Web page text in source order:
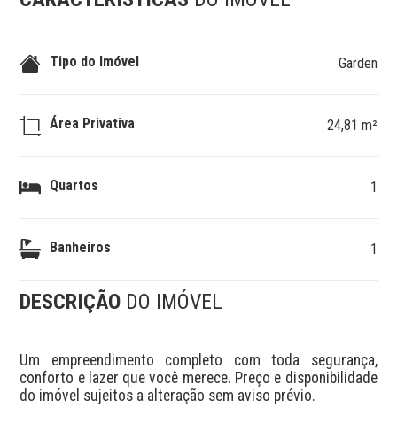
Tipo do Imóvel Garden
Área Privativa 24,81 m²
Quartos 1
Banheiros 1
DESCRIÇÃO DO IMÓVEL
Um empreendimento completo com toda segurança,
conforto e lazer que você merece. Preço e disponibilidade
do imóvel sujeitos a alteração sem aviso prévio.